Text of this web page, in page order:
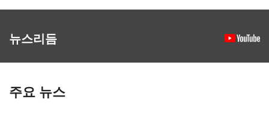
뉴스리듬
주요 뉴스